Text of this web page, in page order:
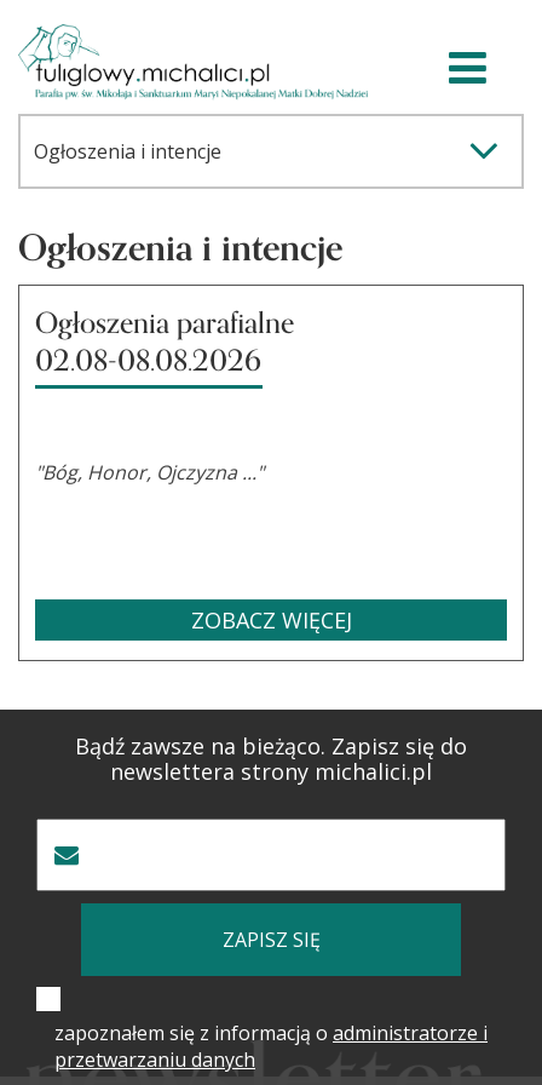
Ogłoszenia i intencje
Ogłoszenia parafialne
02.08-08.08.2026
"Bóg, Honor, Ojczyzna ..."
ZOBACZ WIĘCEJ
Bądź zawsze na bieżąco. Zapisz się do
newslettera strony michalici.pl
ZAPISZ SIĘ
zapoznałem się z informacją o administratorze i
przetwarzaniu danych